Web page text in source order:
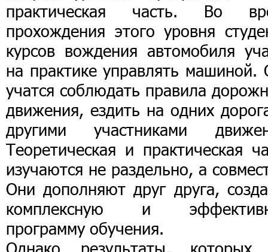
практическая часть. Во
прохождения этого уровня
курсов вождения автомобиля
на практике управлять машиной.
учатся соблюдать правила
движения, ездить на одних
другими участниками
Теоретическая и практическая
изучаются не раздельно, а
Они дополняют друг друга,
комплексную и
программу обучения.